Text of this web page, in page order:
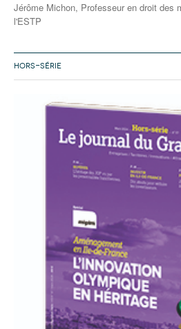
Jérôme Michon, Professeur en droit des
l'ESTP
HORS-SÉRIE